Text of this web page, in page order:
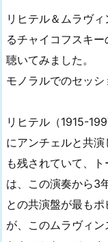
リヒテル＆ムラヴ
るチャイコフスキ
聴いてみました。
モノラルでのセッシ
リヒテル（1915-
にアンチェルと共
も残されていて、
は、この演奏から3
との共演盤が最も
が、このムラヴィ